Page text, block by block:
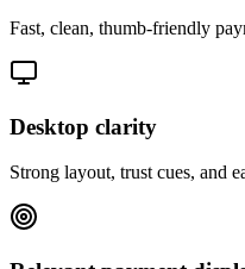
Fast, clean, thumb-friendly
Desktop clarity
Strong layout, trust cues, and